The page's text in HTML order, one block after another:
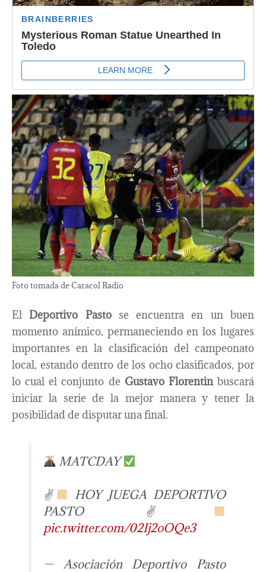
Foto tomada de Caracol Radio
ElDeportivo Pastose encuentra en un buen
momento anímico, permaneciendo en los lugares
importantes en la clasificación del campeonato
local, estando dentro de los ocho clasificados, por
lo cual el conjunto de Gustavo Florentinbuscará
iniciar la serie de la mejor manera y tener la
posibilidad de disputar una final.
MATCDAY
✌
HOY JUEGA DEPORTIVO
PASTO ✌
pic.twitter.com/02Ij2oOQe3
— Asociación Deportivo Pasto